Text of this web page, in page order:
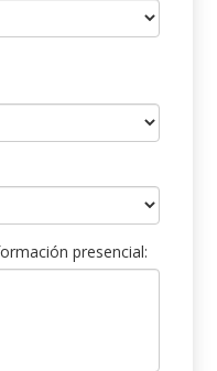
presencial: